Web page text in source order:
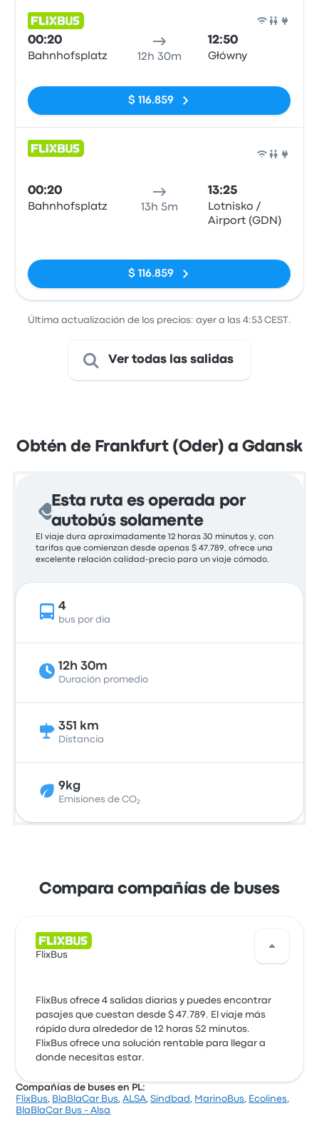
00:20
Bahnhofsplatz 12h 30m
12:50
Główny
$ 116.859
00:20
Bahnhofsplatz 13h 5m
13:25
Lotnisko /
Airport (GDN)
$ 116.859
Última actualización de los precios: ayer a las 4:53 CEST.
Ver todas las salidas
Obtén de Frankfurt (Oder) a Gdansk
Esta ruta es operada por
autobús solamente
El viaje dura aproximadamente 12 horas 30 minutos y, con
tarifas que comienzan desde apenas $ 47.789, ofrece una
excelente relación calidad-precio para un viaje cómodo.
4
bus por día
12h 30m
Duración promedio
351 km
Distancia
9kg
Emisiones de CO₂
Compara compañías de buses
FlixBus
FlixBus ofrece 4 salidas diarias y puedes encontrar
pasajes que cuestan desde $ 47.789. El viaje más
rápido dura alrededor de 12 horas 52 minutos.
FlixBus ofrece una solución rentable para llegar a
donde necesitas estar.
Compañías de buses en PL:
FlixBus, BlaBlaCar Bus,ALSA,Sindbad , MarinoBus, Ecolines,
BlaBlaCar Bus - Alsa